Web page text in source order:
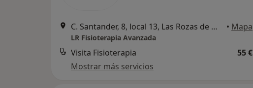
C. Santander, 8, local 13, Las Rozas de Madrid • Mapa
LR Fisioterapia Avanzada
Visita Fisioterapia
55 €
Mostrar más servicios